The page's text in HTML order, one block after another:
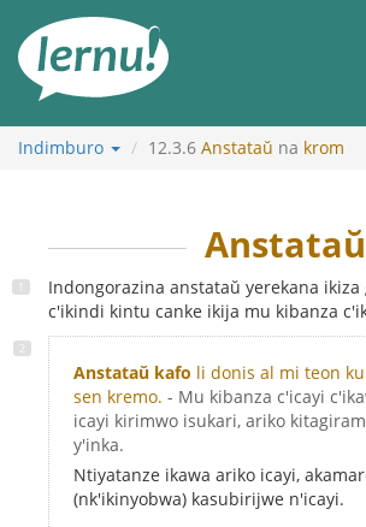
rupapuro
rw'ibirimwo
Indimburo 12.3.6 Anstataŭ na krom
Anstataŭ
Indongorazina anstataŭ yerekana
c'ikindi kintu canke ikija mu kibanza
Anstataŭ kafo li donis al mi teon
sen kremo. - Mu kibanza c'icayi
icayi kirimwo isukari, ariko
y'inka.
Ntiyatanze ikawa ariko icayi,
(nk'ikinyobwa) kasubirijwe n'icayi.